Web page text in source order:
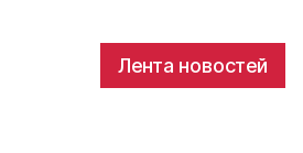
Лента новостей